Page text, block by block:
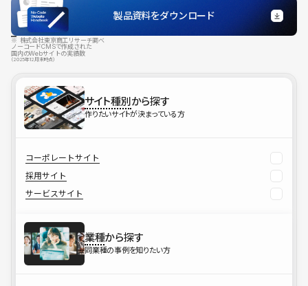
製品資料をダウンロード
※ 株式会社東京商工リサーチ調べ
ノーコードCMSで作成された
国内のWebサイトの実績数
（2025年12月末時点）
サイト種別から探す
作りたいサイトが決まっている方
コーポレートサイト
採用サイト
サービスサイト
業種から探す
同業種の事例を知りたい方